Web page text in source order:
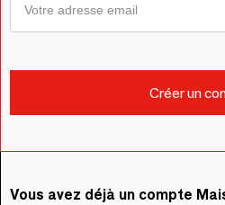
Vous avez déjà un compte